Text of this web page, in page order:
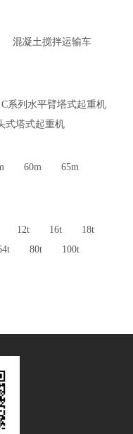
混凝土搅拌运输车
C系列水平臂塔式起重机
式塔式起重机
60m
65m
12t 16t
18t
80t 100t